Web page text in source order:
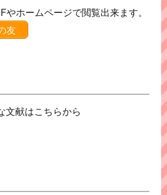
ホームページで閲覧出来ます。
友
文献はこちらから